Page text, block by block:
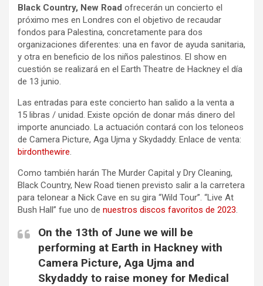
Black Country, New Road ofrecerán un concierto el
próximo mes en Londres con el objetivo de recaudar
fondos para Palestina, concretamente para dos
organizaciones diferentes: una en favor de ayuda sanitaria,
y otra en beneficio de los niños palestinos. El show en
cuestión se realizará en el Earth Theatre de Hackney el día
de 13 junio.
Las entradas para este concierto han salido a la venta a
15 libras / unidad. Existe opción de donar más dinero del
importe anunciado. La actuación contará con los teloneos
de Camera Picture, Aga Ujma y Skydaddy. Enlace de venta:
birdonthewire.
Como también harán The Murder Capital y Dry Cleaning,
Black Country, New Road tienen previsto salir a la carretera
para telonear a Nick Cave en su gira “Wild Tour”. “Live At
Bush Hall” fue uno de nuestros discos favoritos de 2023.
On the 13th of June we will be
performing at Earth in Hackney with
Camera Picture, Aga Ujma and
Skydaddy to raise money for Medical